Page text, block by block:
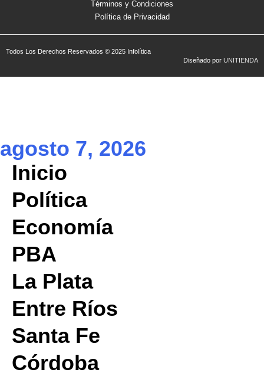
Términos y Condiciones
Política de Privacidad
Todos Los Derechos Reservados © 2025 Infolítica
Diseñado por UNITIENDA
agosto 7, 2026
Inicio
Política
Economía
PBA
La Plata
Entre Ríos
Santa Fe
Córdoba